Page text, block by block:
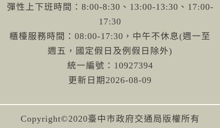
彈性上下班時間：8:00-8:30、13:00-13:30、17:00-
17:30
櫃檯服務時間：08:00-17:30，中午不休息(週一至
週五，國定假日及例假日除外)
統一編號：10927394
更新日期 2026-08-09
Copyright©2020臺中市政府交通局版權所有